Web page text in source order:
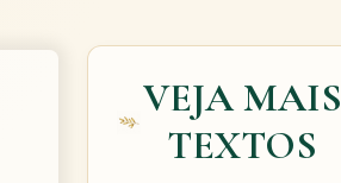
VEJA MAIS
TEXTOS